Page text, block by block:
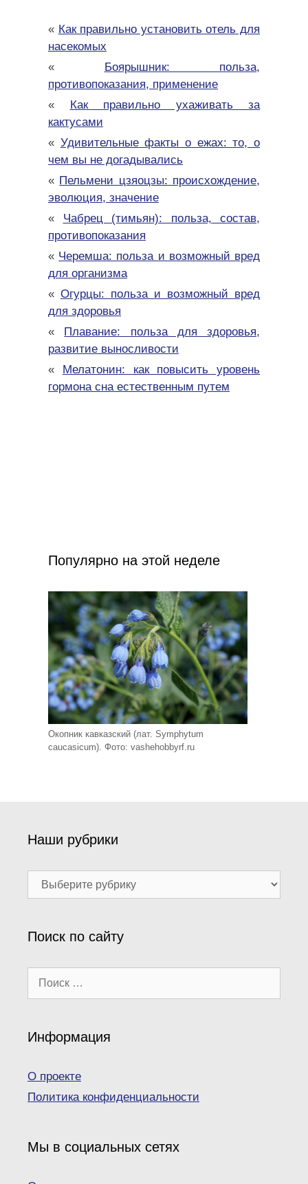
« Как правильно установить отель для
насекомых
« Боярышник: польза,
противопоказания, применение
« Как правильно ухаживать за
кактусами
« Удивительные факты о ежах: то, о
чем вы не догадывались
« Пельмени цзяоцзы: происхождение,
эволюция, значение
« Чабрец (тимьян): польза, состав,
противопоказания
« Черемша: польза и возможный вред
для организма
« Огурцы: польза и возможный вред
для здоровья
« Плавание: польза для здоровья,
развитие выносливости
« Мелатонин: как повысить уровень
гормона сна естественным путем
Популярно на этой неделе
Окопник кавказский (лат. Symphytum
caucasicum). Фото: vashehobbyrf.ru
Наши рубрики
Наши
рубрики
Поиск по сайту
Поиск:
Информация
О проекте
Политика конфиденциальности
Мы в социальных сетях